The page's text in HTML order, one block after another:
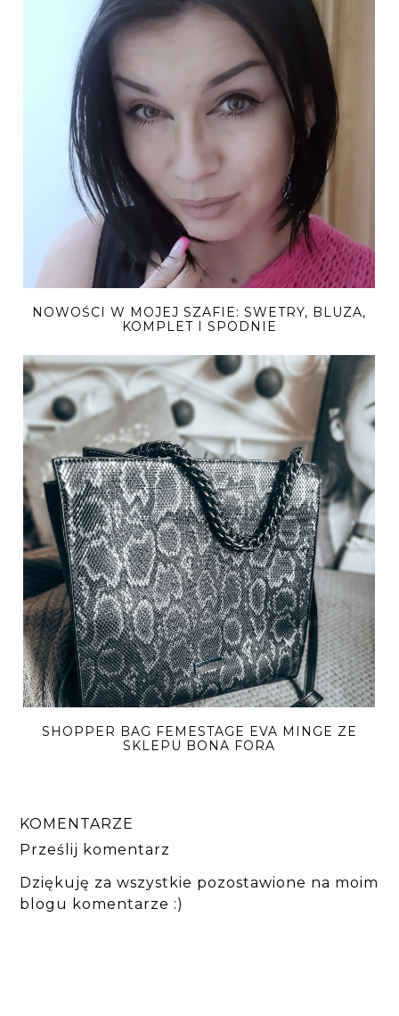
NOWOŚCI W MOJEJ SZAFIE: SWETRY, BLUZA,
KOMPLET I SPODNIE
SHOPPER BAG FEMESTAGE EVA MINGE ZE
SKLEPU BONA FORA
KOMENTARZE
Prześlij komentarz
Dziękuję za wszystkie pozostawione na moim
blogu komentarze :)